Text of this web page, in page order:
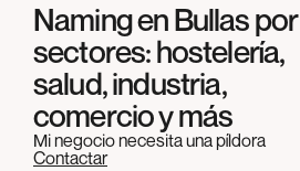
Naming enBullaspor
sectores: hostelería,
salud, industria,
comercio y más
Mi negocio necesita una píldora
Contactar